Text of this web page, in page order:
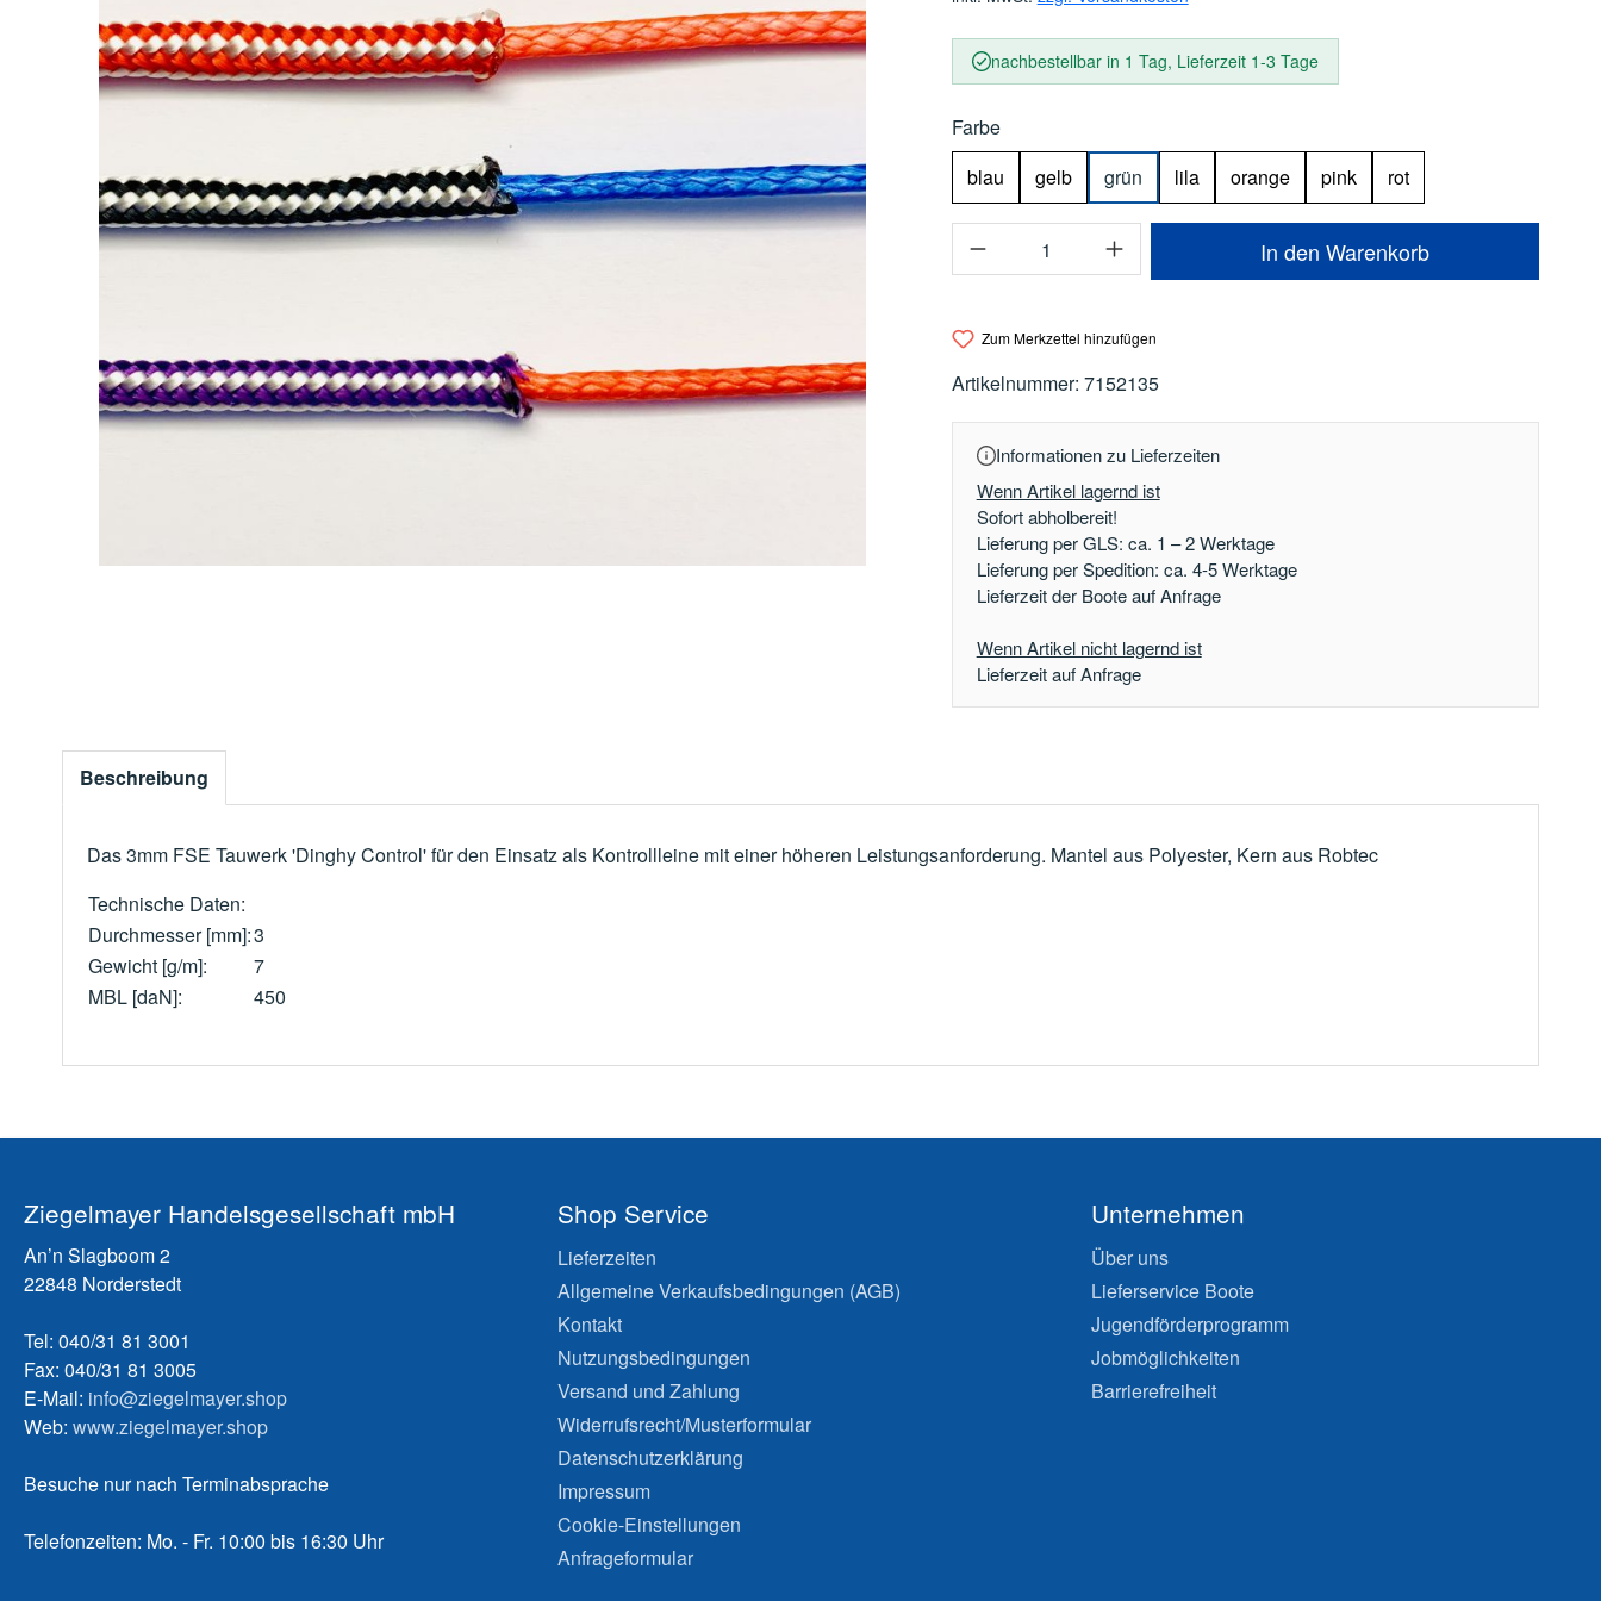
nachbestellbar in 1 Tag, Lieferzeit 1-3 Tage
Farbeauswählen
blau
gelb grün lila orange pink rot
Produkt Anzahl: Gib den gewünschten Wert ein
In den Warenkorb
Zum Merkzettel hinzufügen
Artikelnummer: 7152135
Informationen zu Lieferzeiten
Wenn Artikel lagernd ist
Sofort abholbereit!
Lieferung per GLS: ca. 1 – 2 Werktage
Lieferung per Spedition: ca. 4-5 Werktage
Lieferzeit der Boote auf Anfrage
Wenn Artikel nicht lagernd ist
Lieferzeit auf Anfrage
Beschreibung
Das 3mm FSE Tauwerk 'Dinghy Control' für den Einsatz als Kontrollleine mit einer höheren Leistungsanforderung. Mantel aus Polyester, Kern aus Robtec
Technische Daten:
Durchmesser [mm]:3
Gewicht [g/m]:
7
MBL [daN]:
450
Ziegelmayer Handelsgesellschaft mbH
An’n Slagboom 2
22848 Norderstedt
Tel: 040/31 81 3001
Fax: 040/31 81 3005
E-Mail: info@ziegelmayer.shop
Web: www.ziegelmayer.shop
Besuche nur nach Terminabsprache
Telefonzeiten: Mo. - Fr. 10:00 bis 16:30 Uhr
Shop Service
Lieferzeiten
Allgemeine Verkaufsbedingungen (AGB)
Kontakt
Nutzungsbedingungen
Versand und Zahlung
Widerrufsrecht/Musterformular
Datenschutzerklärung
Impressum
Cookie-Einstellungen
Anfrageformular
Unternehmen
Über uns
Lieferservice Boote
Jugendförderprogramm
Jobmöglichkeiten
Barrierefreiheit